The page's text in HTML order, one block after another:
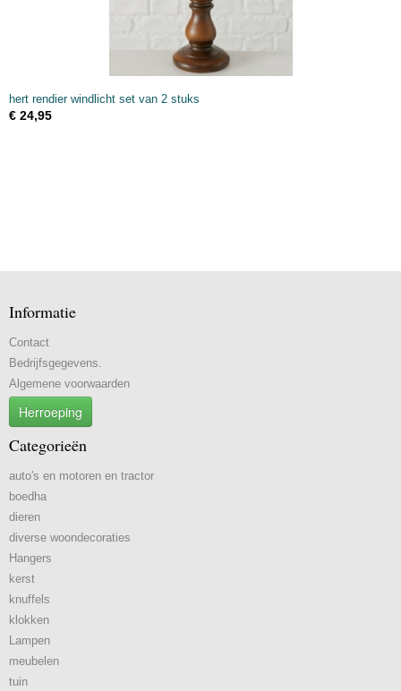
hert rendier windlicht set van 2 stuks
€ 24,95
Informatie
Contact
Bedrijfsgegevens.
Algemene voorwaarden
Herroeping
Categorieën
auto's en motoren en tractor
boedha
dieren
diverse woondecoraties
Hangers
kerst
knuffels
klokken
Lampen
meubelen
tuin